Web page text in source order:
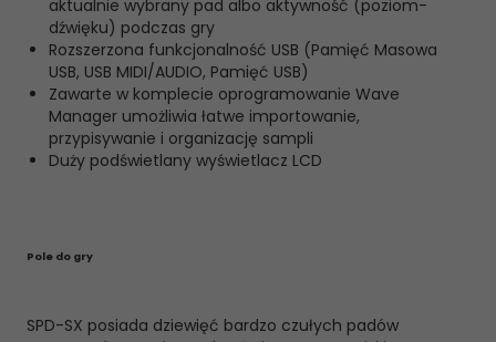
aktualnie wybrany pad albo aktywność (poziom-
dźwięku) podczas gry
Rozszerzona funkcjonalność USB (Pamięć Masowa
USB, USB MIDI/AUDIO, Pamięć USB)
Zawarte w komplecie oprogramowanie Wave
Manager umożliwia łatwe importowanie,
przypisywanie i organizację sampli
Duży podświetlany wyświetlacz LCD
Pole do gry
SPD-SX posiada dziewięć bardzo czułych padów